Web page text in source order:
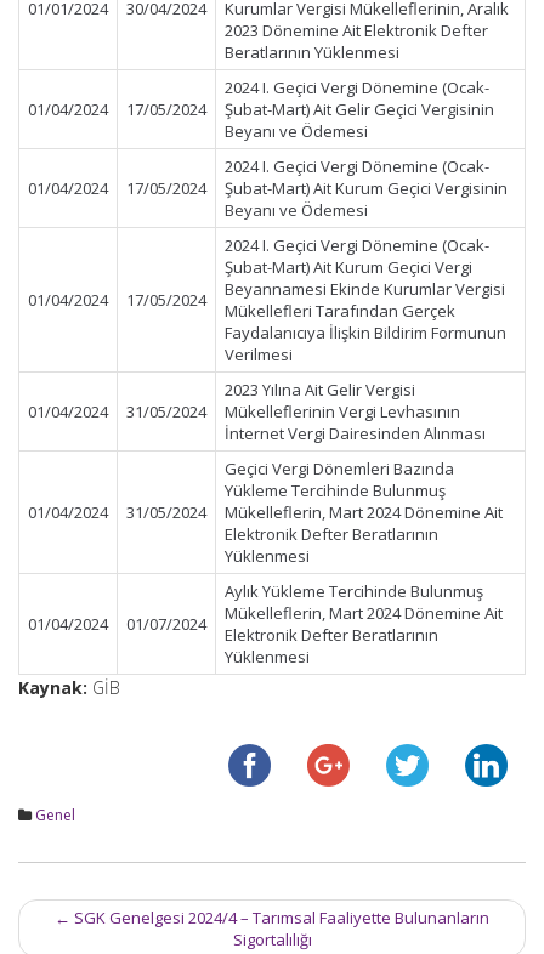
01/01/2024 30/04/2024
Kurumlar Vergisi Mükelleflerinin, Aralık
2023 Dönemine Ait Elektronik Defter
Beratlarının Yüklenmesi
01/04/2024 17/05/2024
2024 I. Geçici Vergi Dönemine (Ocak-
Şubat-Mart) Ait Gelir Geçici Vergisinin
Beyanı ve Ödemesi
01/04/2024 17/05/2024
2024 I. Geçici Vergi Dönemine (Ocak-
Şubat-Mart) Ait Kurum Geçici Vergisinin
Beyanı ve Ödemesi
01/04/2024 17/05/2024
2024 I. Geçici Vergi Dönemine (Ocak-
Şubat-Mart) Ait Kurum Geçici Vergi
Beyannamesi Ekinde Kurumlar Vergisi
Mükellefleri Tarafından Gerçek
Faydalanıcıya İlişkin Bildirim Formunun
Verilmesi
01/04/2024 31/05/2024
2023 Yılına Ait Gelir Vergisi
Mükelleflerinin Vergi Levhasının
İnternet Vergi Dairesinden Alınması
01/04/2024 31/05/2024
Geçici Vergi Dönemleri Bazında
Yükleme Tercihinde Bulunmuş
Mükelleflerin, Mart 2024 Dönemine Ait
Elektronik Defter Beratlarının
Yüklenmesi
01/04/2024 01/07/2024
Aylık Yükleme Tercihinde Bulunmuş
Mükelleflerin, Mart 2024 Dönemine Ait
Elektronik Defter Beratlarının
Yüklenmesi
Kaynak: GİB
Genel
Post
navigation
← SGK Genelgesi 2024/4 – Tarımsal Faaliyette Bulunanların
Sigortalılığı